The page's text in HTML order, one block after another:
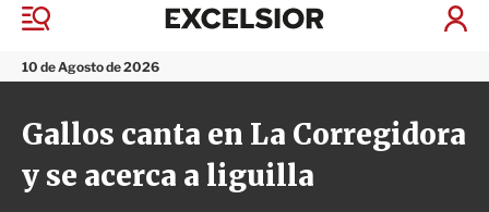
M
n
ú
10 de Agosto de 2026
I
a
r
x
l
i
o
Gallos canta en La Corregidora
y se acerca a liguilla